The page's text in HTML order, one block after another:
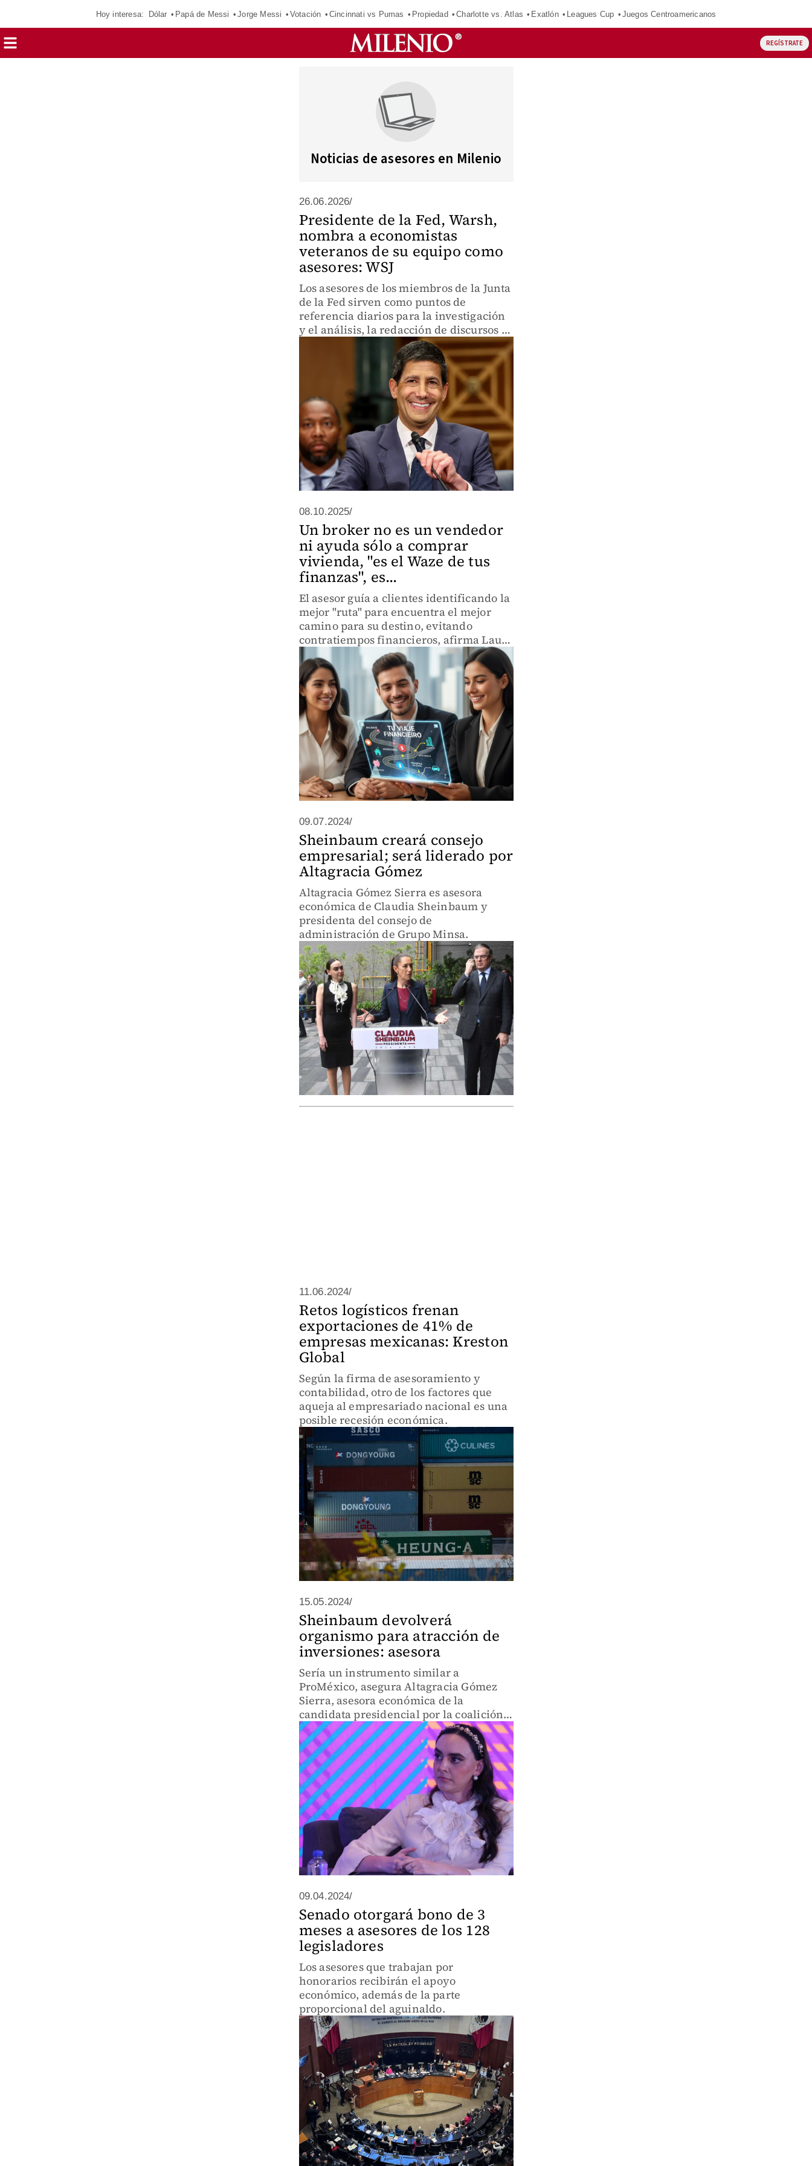
Hoy interesa: Dólar Papá de Messi Jorge Messi Votación Cincinnati vs Pumas Propiedad Charlotte vs. Atlas Exatlón Leagues Cup Juegos Centroamericanos
REGÍSTRATE
Noticias de asesores en Milenio
26.06.2026/
Presidente de la Fed, Warsh,
nombra a economistas
veteranos de su equipo como
asesores: WSJ
Los asesores de los miembros de la Junta
de la Fed sirven como puntos de
referencia diarios para la investigación
y el análisis, la redacción de discursos y
la evaluación de ideas.
08.10.2025/
Un broker no es un vendedor
ni ayuda sólo a comprar
vivienda, "es el Waze de tus
finanzas", es...
El asesor guía a clientes identificando la
mejor "ruta" para encuentra el mejor
camino para su destino, evitando
contratiempos financieros, afirma Laura
Montoya, directora ejecutiva de
Relaciones Corporativas de SOC
Asesores.
09.07.2024/
Sheinbaum creará consejo
empresarial; será liderado por
Altagracia Gómez
Altagracia Gómez Sierra es asesora
económica de Claudia Sheinbaum y
presidenta del consejo de
administración de Grupo Minsa.
11.06.2024/
Retos logísticos frenan
exportaciones de 41% de
empresas mexicanas: Kreston
Global
Según la firma de asesoramiento y
contabilidad, otro de los factores que
aqueja al empresariado nacional es una
posible recesión económica.
15.05.2024/
Sheinbaum devolverá
organismo para atracción de
inversiones: asesora
Sería un instrumento similar a
ProMéxico, asegura Altagracia Gómez
Sierra, asesora económica de la
candidata presidencial por la coalición
‘Sigamos Haciendo Historia’.
09.04.2024/
Senado otorgará bono de 3
meses a asesores de los 128
legisladores
Los asesores que trabajan por
honorarios recibirán el apoyo
económico, además de la parte
proporcional del aguinaldo.